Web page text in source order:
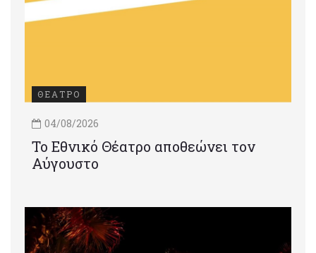
ΘΕΑΤΡΟ
04/08/2026
Το Εθνικό Θέατρο αποθεώνει τον
Αύγουστο